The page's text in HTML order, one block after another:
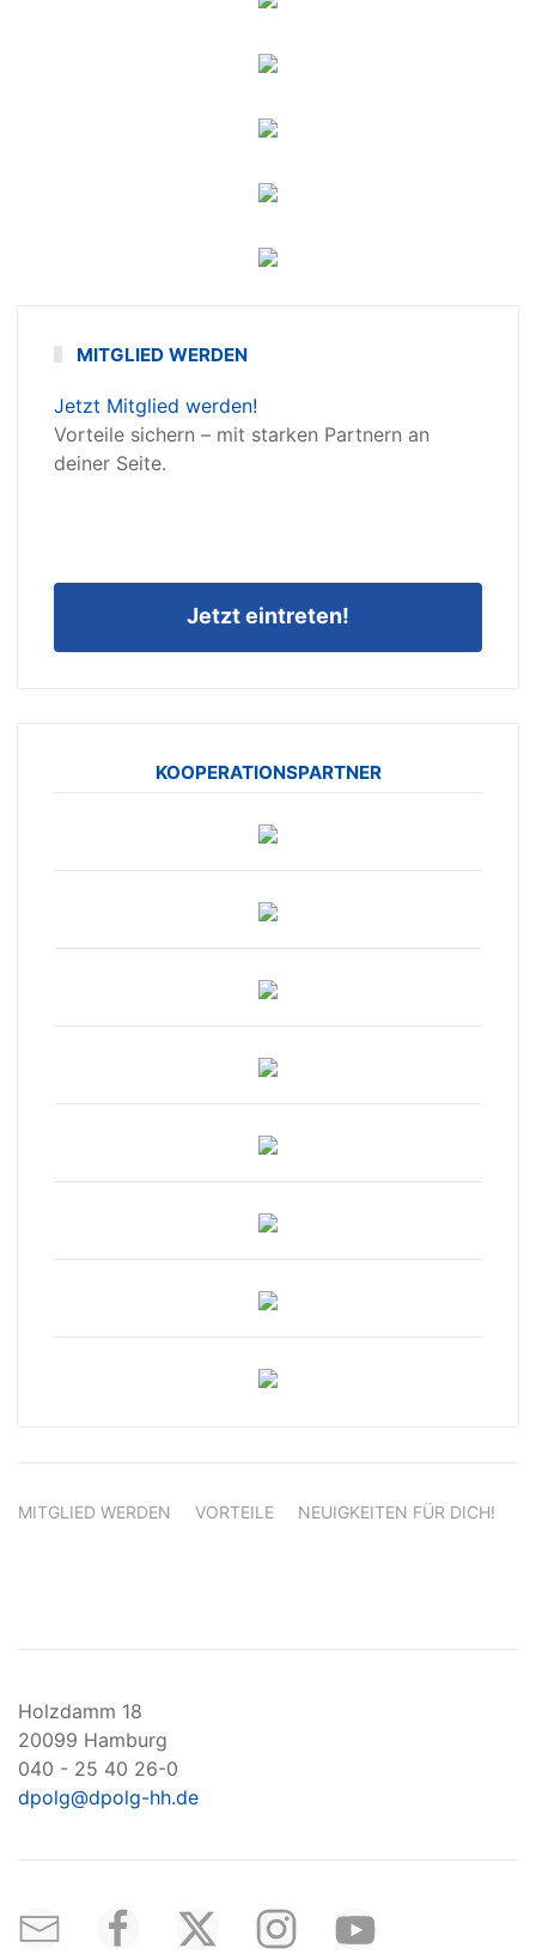
MITGLIED WERDEN
Jetzt Mitglied werden!
Vorteile sichern – mit starken Partnern an
deiner Seite.
Jetzt eintreten!
KOOPERATIONSPARTNER
MITGLIED WERDEN VORTEILE NEUIGKEITEN FÜR DICH!
Holzdamm 18
20099 Hamburg
040 - 25 40 26-0
dpolg@dpolg-hh.de